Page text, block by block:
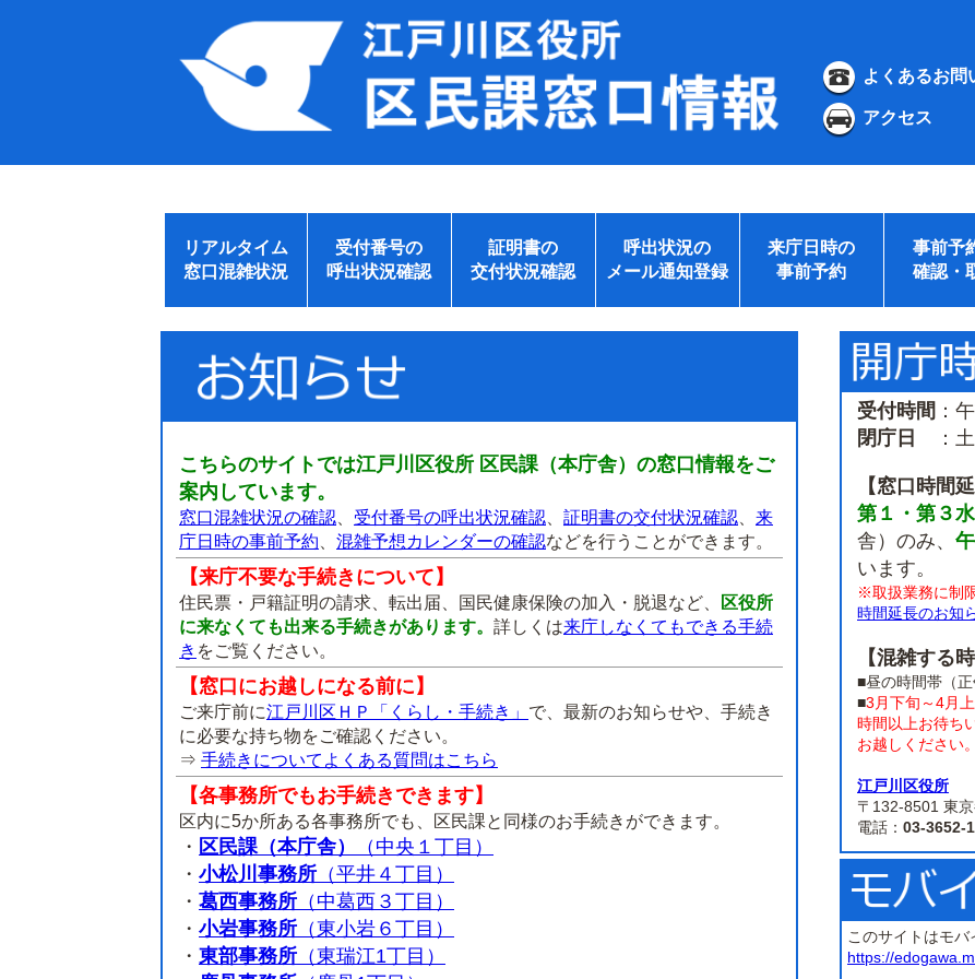
よくあるお問
アクセス
リアルタイム
窓口混雑状況
受付番号の
呼出状況確認
証明書の
交付状況確認
呼出状況の
メール通知登録
来庁日時の
事前予約
事前予
確認・
こちらのサイトでは江戸川区役所 区民課（本庁舎）の窓口情報をご
案内しています。
窓口混雑状況の確認 受付番号の呼出状況確認 証明書の交付状況確認
来
庁日時の事前予約
混雑予想カレンダーの確認などを行うことができます。
【来庁不要な手続きについて】
住民票・戸籍証明の請求、転出届、国民健康保険の加入・脱退など、
区役所
に来なくても出来る手続きがあります。 詳しくは来庁しなくてもできる手続
き をご覧ください。
【窓口にお越しになる前に】
ご来庁前に江戸川区ＨＰ「くらし・手続き」 で、最新のお知らせや、手続き
に必要な持ち物をご確認ください。
⇒ 手続きについてよくある質問はこちら
【各事務所でもお手続きできます】
区内に5か所ある各事務所でも、区民課と同様のお手続きができます。
・ 区民課（本庁舎）
（中央１丁目）
・ 小松川事務所 （平井４丁目）
・ 葛西事務所 （中葛西３丁目）
・ 小岩事務所 （東小岩６丁目）
・ 東部事務所 （東瑞江1丁目）
受付時間 ：
閉庁日
：土
【窓口時間
第１・第３
舎）のみ、
います。
※取扱業務に制
時間延長のお知
【混雑する
■昼の時間帯（
■3月下旬～4月
時間以上お待ち
お越しください。
江戸川区役所
〒132-8501 東
電話： 03-3652-
このサイトはモバ
https://